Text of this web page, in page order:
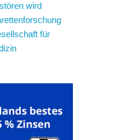
wird
für